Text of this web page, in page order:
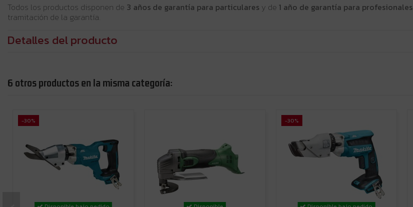
Todos los productos disponen de 3 años de garantía para particulares y de 1 año de garantía para profesionales
tramitación de la garantía.
Detalles del producto
6 otros productos en la misma categoría:
-30% -30%